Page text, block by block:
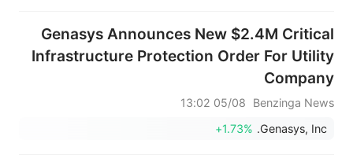
Genasys Announces New $2.4M Critical
Infrastructure Protection Order For Utility
Company
Benzinga News
05/08 13:02
Genasys, Inc.
+1.73%